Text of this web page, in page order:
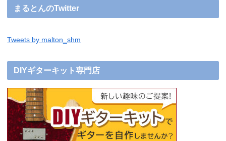
まるとんのTwitter
Tweets by malton_shm
DIYギターキット専門店